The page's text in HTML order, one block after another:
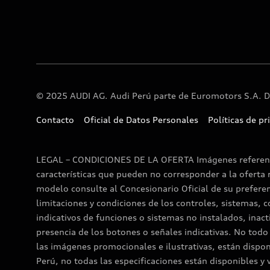
© 2025 AUDI AG. Audi Perú parte de Euromotors S.A.
Contacto Oficial de Datos Personales Políticas de
LEGAL – CONDICIONES DE LA OFERTA Imágenes referenciales. Los modelos y versiones que muestran las imágenes son sólo referenciales y contienen equipamiento y características que pueden no corresponder a la oferta real dispuesta por el fabricante como disponible para el mercado del Perú. Para conocer la configuración actual de cada modelo consulte al Concesionario Oficial de su preferencia, y solicite una prueba de manejo y de producto para apreciar los alcances, funcionalidades, restricciones, limitaciones y condiciones de los controles, sistemas, componentes, accesorios y equipamiento en general. El vehículo podría presentar botones, interruptores, testigos y/o indicativos de funciones o sistemas no instalados, inactivos y que no están disponibles para el mercado peruano, por lo que no forman parte de la oferta a pesar de la presencia de los botones o señales indicativas. No todo el equipamiento, especificaciones, características y prestaciones detalladas en el Manual del Propietario, o incluso en las imágenes promocionales e ilustrativas, están disponibles en la versión del modelo ofrecido al mercado peruano y tampoco forman parte de la oferta, dado que, para el Perú, no todas las especificaciones están disponibles y varían. Las características, nomenclatura, equipamiento, especificaciones y magnitudes descritas en la ficha técnica del vehículo podrían ser suprimidas, modificadas, cambiadas o ser variadas sin previo aviso, y/o estar sujetas a restricciones y limitaciones según versión del modelo y configuración y procesos de producción del fabricante. Algunos accesorios no esenciales para el funcionamiento del vehículo podrían haber sido instalados de manera local en el Perú y no ser necesariamente de la marca del vehículo, tales como (sin ser limitadas a estos) el equipo de sonido, sistema eléctrico de lunas levadizas, pisos de jebe, sistema de alarma, sistema de cierre centralizado, barras portaequipaje, neumáticos, turbo timer, cámaras de retroceso, frontales y/o de ubicación, sensores de retroceso, frontales y/o de posicionamiento, láminas de seguridad, neblineros, sistema de gas, etc.; dichos accesorios han sido aprobados, autorizados y son aptos para su uso en los vehículos de la marca y gozan de garantía. Los detalles, características y equipamiento de la ficha técnica de cada vehículo podrían variar sin previo aviso, y/o estar sujetas a restricciones, supresiones, modificaciones, cambios, variaciones y limitaciones según versión del modelo, o cambios que se sujetan a las disposiciones y procesos de producción del fabricante. Las características y especificaciones de conectividad requieren de un dispositivo celular móvil compatible con los sistemas y funciones del vehículo, e internet móvil; en tal sentido, durante el uso del Sistema Multimedia de Infoentretenimiento y/o de la Carga Inalámbrica por Inducción (en los modelos y versiones que los tengan), se podrían presentar dificultades de conectividad y/o de funcionamiento por incompatibilidad con determinadas marcas y modelos de teléfono celular, en función de las características físicas y/o de los sistemas operativos que utilizan dichos aparatos móviles, y/o luego de que los mismos sean actualizados, y/o en función de la señal y